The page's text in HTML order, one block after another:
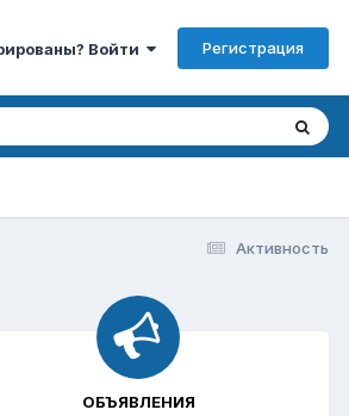
Войти Регистрация
Активность
ОБЪЯВЛЕНИЯ